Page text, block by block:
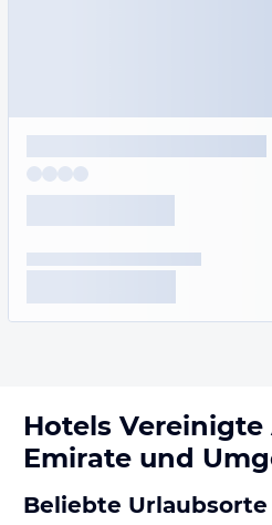
Hotels Vereinigte
Emirate und
Beliebte Urlaubsorte